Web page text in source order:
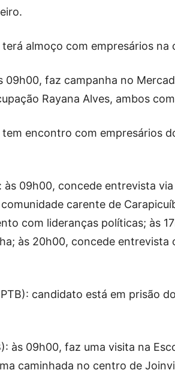
almoço com empresários na
09h00, faz campanha no
Rayana Alves, ambos
tem encontro com empresários
às 09h00, concede entrevista
carente de
com lideranças políticas; às
às 20h00, concede entrevista
candidato está em prisão
às 09h00, faz uma visita na
caminhada no centro de